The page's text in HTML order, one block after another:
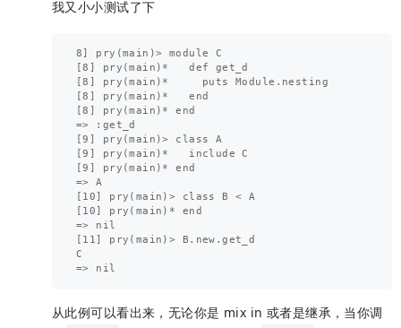
我又小小测试了下
8] pry(main)> module C
[8] pry(main)*   def get_d
[8] pry(main)*     puts Module.nesting
[8] pry(main)*   end
[8] pry(main)* end
=> :get_d
[9] pry(main)> class A
[9] pry(main)*   include C
[9] pry(main)* end
=> A
[10] pry(main)> class B < A
[10] pry(main)* end
=> nil
[11] pry(main)> B.new.get_d
C
从此例可以看出来，无论你是 mix in 或者是继承，当你调